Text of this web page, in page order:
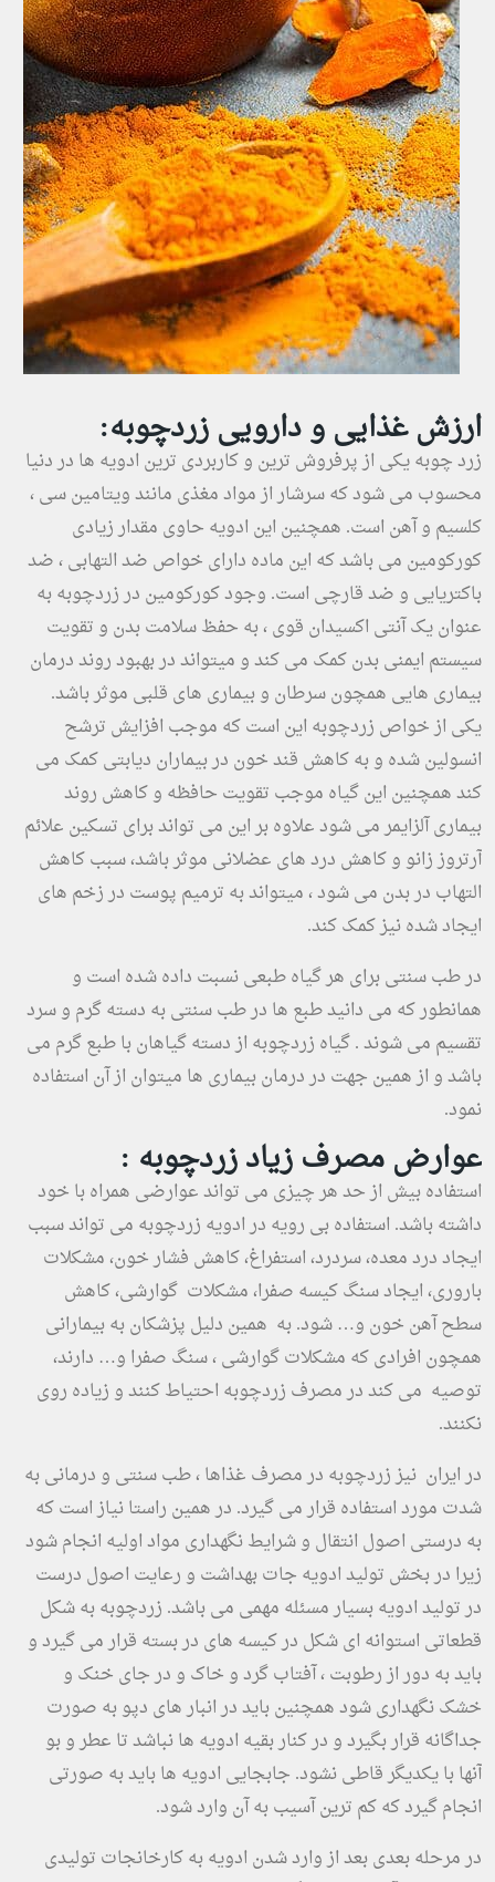
ارزش غذایی و دارویی زردچوبه:
زرد چوبه یکی از پرفروش ترین و کاربردی ترین ادویه ها در دنیا
محسوب می شود که سرشار از مواد مغذی مانند ویتامین سی ،
کلسیم و آهن است. همچنین این ادویه حاوی مقدار زیادی
کورکومین می باشد که این ماده دارای خواص ضد التهابی ، ضد
باکتریایی و ضد قارچی است. وجود کورکومین در زردچوبه به
عنوان یک آنتی اکسیدان قوی ، به حفظ سلامت بدن و تقویت
سیستم ایمنی بدن کمک می کند و میتواند در بهبود روند درمان
بیماری هایی همچون سرطان و بیماری های قلبی موثر باشد.
یکی از خواص زردچوبه این است که موجب افزایش ترشح
انسولین شده و به کاهش قند خون در بیماران دیابتی کمک می
کند همچنین این گیاه موجب تقویت حافظه و کاهش روند
بیماری آلزایمر می شود علاوه بر این می تواند برای تسکین علائم
آرتروز زانو و کاهش درد های عضلانی موثر باشد، سبب کاهش
التهاب در بدن می شود ، میتواند به ترمیم پوست در زخم های
ایجاد شده نیز کمک کند.
در طب سنتی برای هر گیاه طبعی نسبت داده شده است و
همانطور که می دانید طبع ها در طب سنتی به دسته گرم و سرد
تقسیم می شوند . گیاه زردچوبه از دسته گیاهان با طبع گرم می
باشد و از همین جهت در درمان بیماری ها میتوان از آن استفاده
نمود.
عوارض مصرف زیاد زردچوبه :
استفاده بیش از حد هر چیزی می تواند عوارضی همراه با خود
داشته باشد. استفاده بی رویه در ادویه زردچوبه می تواند سبب
ایجاد درد معده، سردرد، استفراغ، کاهش فشار خون، مشکلات
باروری، ایجاد سنگ کیسه صفرا، مشکلات گوارشی، کاهش
سطح آهن خون و… شود. به همین دلیل پزشکان به بیمارانی
همچون افرادی که مشکلات گوارشی ، سنگ صفرا و… دارند،
توصیه می کند در مصرف زردچوبه احتیاط کنند و زیاده روی
نکنند.
در ایران نیز زردچوبه در مصرف غذاها ، طب سنتی و درمانی به
شدت مورد استفاده قرار می گیرد. در همین راستا نیاز است که
به درستی اصول انتقال و شرایط نگهداری مواد اولیه انجام شود
زیرا در بخش تولید ادویه جات بهداشت و رعایت اصول درست
در تولید ادویه بسیار مسئله مهمی می باشد. زردچوبه به شکل
قطعاتی استوانه ای شکل در کیسه های در بسته قرار می گیرد و
باید به دور از رطوبت ، آفتاب گرد و خاک و در جای خنک و
خشک نگهداری شود همچنین باید در انبار های دپو به صورت
جداگانه قرار بگیرد و در کنار بقیه ادویه ها نباشد تا عطر و بو
آنها با یکدیگر قاطی نشود. جابجایی ادویه ها باید به صورتی
انجام گیرد که کم ترین آسیب به آن وارد شود.
در مرحله بعدی بعد از وارد شدن ادویه به کارخانجات تولیدی